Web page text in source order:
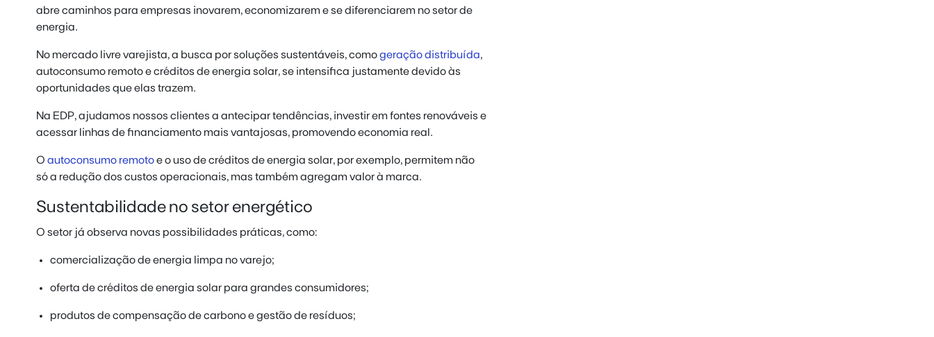
abre caminhos para empresas inovarem, economizarem e se diferenciarem no setor de
energia.
No mercado livre varejista, a busca por soluções sustentáveis, comogeração distribuída,
autoconsumo remoto e créditos de energia solar, se intensifica justamente devido às
oportunidades que elas trazem.
Na EDP, ajudamos nossos clientes a antecipar tendências, investir em fontes renováveis e
acessar linhas de financiamento mais vantajosas, promovendo economia real.
O autoconsumo remotoe o uso de créditos de energia solar, por exemplo, permitem não
só a redução dos custos operacionais, mas também agregam valor à marca.
Sustentabilidade no setor energético
O setor já observa novas possibilidades práticas, como:
comercialização de energia limpa no varejo;
oferta de créditos de energia solar para grandes consumidores;
produtos de compensação de carbono e gestão de resíduos;